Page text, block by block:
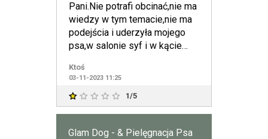
Pani.Nie potrafi obcinać,nie ma
wiedzy w tym temacie,nie ma
podejścia i uderzyła mojego
psa,w salonie syf i w kącie
Ktoś
03-11-2023 11:25
1/5
Glam Dog - & Pielęgnacja Psa